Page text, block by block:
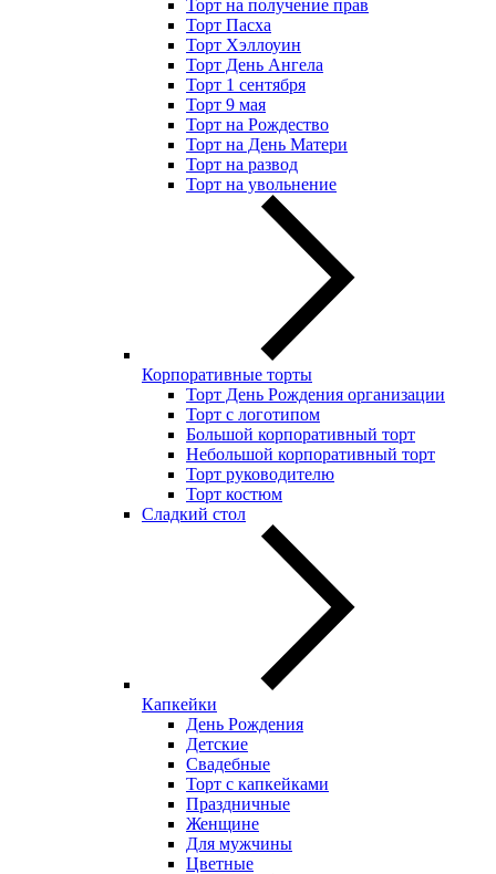
Торт на получение прав
Торт Пасха
Торт Хэллоуин
Торт День Ангела
Торт 1 сентября
Торт 9 мая
Торт на Рождество
Торт на День Матери
Торт на развод
Торт на увольнение
Корпоративные торты
Торт День Рождения организации
Торт с логотипом
Большой корпоративный торт
Небольшой корпоративный торт
Торт руководителю
Торт костюм
Сладкий стол
Капкейки
День Рождения
Детские
Свадебные
Торт с капкейками
Праздничные
Женщине
Для мужчины
Цветные